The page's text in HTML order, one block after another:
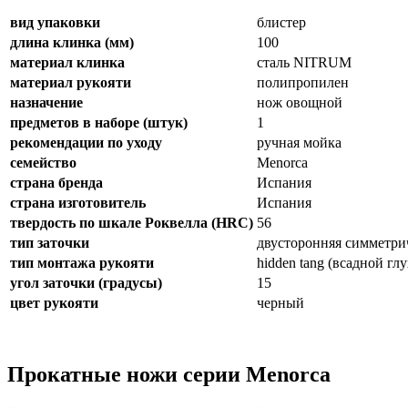
вид упаковки
блистер
длина клинка (мм)
100
материал клинка
сталь NITRUM
материал рукояти
полипропилен
назначение
нож овощной
предметов в наборе (штук)
1
рекомендации по уходу
ручная мойка
семейство
Menorca
страна бренда
Испания
страна изготовитель
Испания
твердость по шкале Роквелла (HRC) 56
тип заточки
двусторонняя
тип монтажа рукояти
hidden tang (всадной
угол заточки (градусы)
15
цвет рукояти
черный
Прокатные ножи серии Menorca